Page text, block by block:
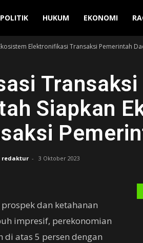
POLITIK HUKUM EKONOMI
Elektronifikasi Transaksi Pemerintah
Transaksi
Siapkan
redaktur - 3 Oktober 2023
dan ketahanan
impresif, perekonomian
atas 5 persen dengan